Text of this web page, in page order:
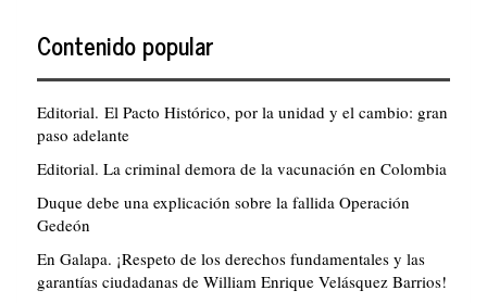
Contenido popular
Editorial. El Pacto Histórico, por la unidad y el cambio: gran
paso adelante
Editorial. La criminal demora de la vacunación en Colombia
Duque debe una explicación sobre la fallida Operación
Gedeón
En Galapa. ¡Respeto de los derechos fundamentales y las
garantías ciudadanas de William Enrique Velásquez Barrios!